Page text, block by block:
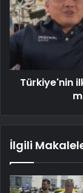
Türkiye'nin
İlgili